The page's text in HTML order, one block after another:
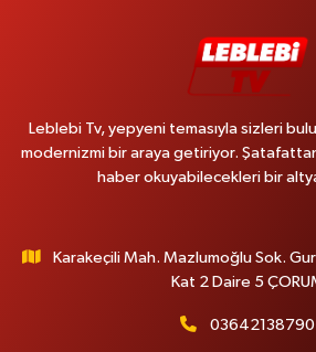
Leblebi Tv, yepyeni temasıyla sizleri
modernizmi bir araya getiriyor. Şatafattan
haber okuyabilecekleri bir
Karakeçili Mah. Mazlumoğlu Sok.
Kat 2 Daire 5
03642138790